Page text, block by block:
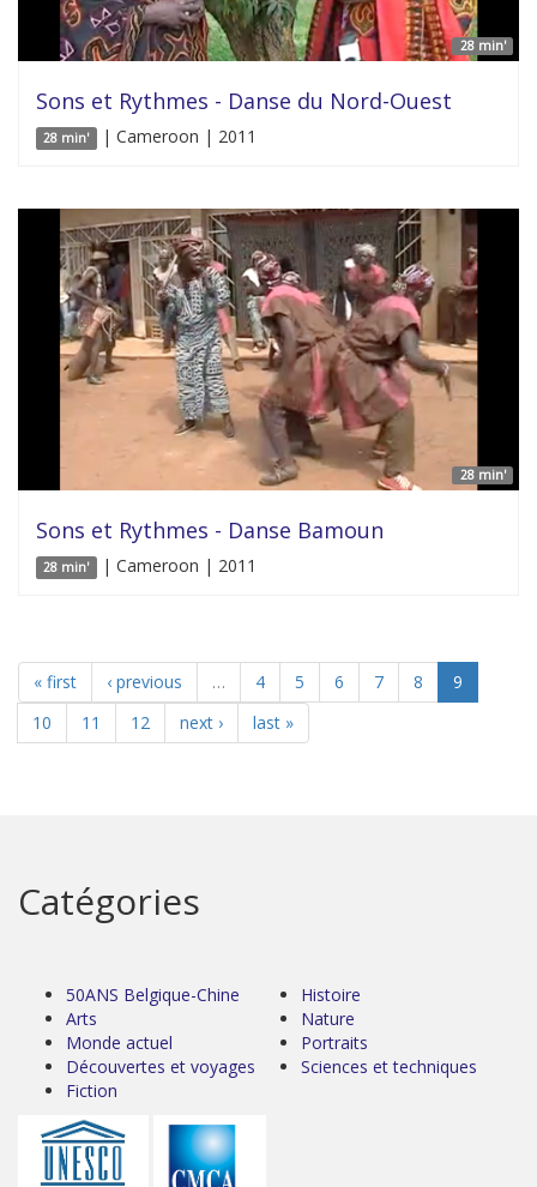
28 min'
Sons et Rythmes - Danse du Nord-Ouest
28 min' | Cameroon | 2011
28 min'
Sons et Rythmes - Danse Bamoun
28 min' | Cameroon | 2011
« first ‹ previous … 4 5 6 7 8
9
10
11 12 next › last »
Catégories
50ANS Belgique-Chine
Arts
Monde actuel
Découvertes et voyages
Fiction
Histoire
Nature
Portraits
Sciences et techniques